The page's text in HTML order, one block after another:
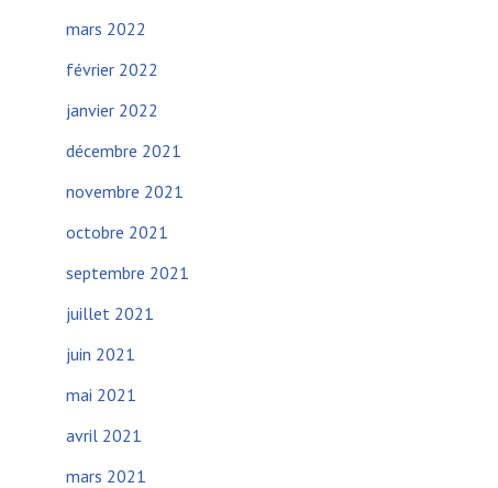
mars 2022
février 2022
janvier 2022
décembre 2021
novembre 2021
octobre 2021
septembre 2021
juillet 2021
juin 2021
mai 2021
avril 2021
mars 2021